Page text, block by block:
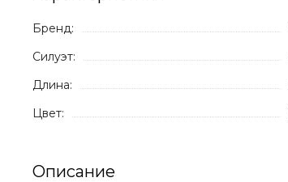
Бренд:
Силуэт:
Длина:
Цвет:
Описание